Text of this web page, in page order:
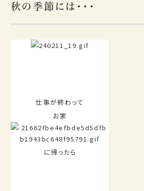
秋の季節には・・・
仕事が終わって
お家
に帰ったら